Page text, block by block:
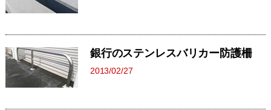
銀行のステンレスバリカー防護柵
2013/02/27